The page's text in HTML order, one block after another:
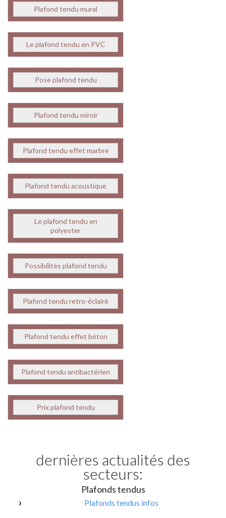
Plafond tendu mural
Le plafond tendu en PVC
Pose plafond tendu
Plafond tendu miroir
Plafond tendu effet marbre
Plafond tendu acoustique
Le plafond tendu en
polyester
Possibilités plafond tendu
Plafond tendu retro-éclairé
Plafond tendu effet béton
Plafond tendu antibactérien
Prix plafond tendu
dernières actualités des
secteurs:
Plafonds tendus
Plafonds tendus infos